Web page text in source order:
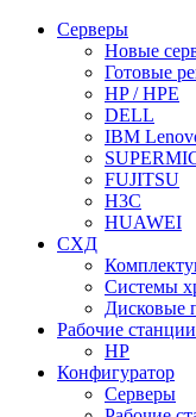
Серверы
Новые
Готовые
HP / HPE
DELL
IBM
FUJITSU
H3C
HUAWEI
СХД
Системы
Дисковые
Рабочие станции
HP
Конфигуратор
Серверы